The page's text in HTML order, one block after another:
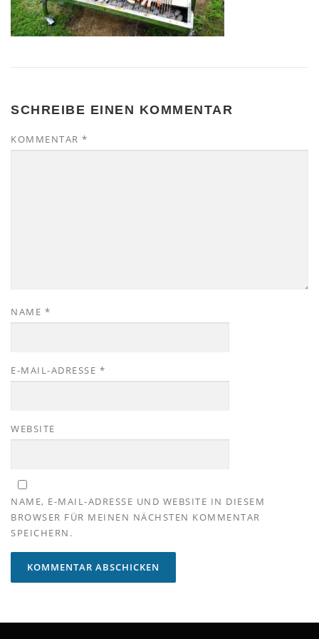
SCHREIBE EINEN KOMMENTAR
KOMMENTAR *
NAME *
E-MAIL-ADRESSE *
WEBSITE
NAME, E-MAIL-ADRESSE UND WEBSITE IN DIESEM
BROWSER FÜR MEINEN NÄCHSTEN KOMMENTAR
SPEICHERN.